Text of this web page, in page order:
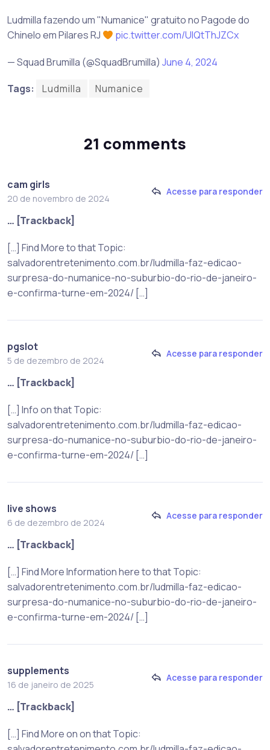
Ludmilla fazendo um "Numanice" gratuito no Pagode do
Chinelo em Pilares RJ
pic.twitter.com/UlQtThJZCx
— Squad Brumilla (@SquadBrumilla) June 4, 2024
Tags:
Ludmilla Numanice
21 comments
cam girls
20 de novembro de 2024
Acesse para responder
… [Trackback]
[…] Find More to that Topic:
salvadorentretenimento.com.br/ludmilla-faz-edicao-
surpresa-do-numanice-no-suburbio-do-rio-de-janeiro-
e-confirma-turne-em-2024/ […]
pgslot
5 de dezembro de 2024
Acesse para responder
… [Trackback]
[…] Info on that Topic:
salvadorentretenimento.com.br/ludmilla-faz-edicao-
surpresa-do-numanice-no-suburbio-do-rio-de-janeiro-
e-confirma-turne-em-2024/ […]
live shows
6 de dezembro de 2024
Acesse para responder
… [Trackback]
[…] Find More Information here to that Topic:
salvadorentretenimento.com.br/ludmilla-faz-edicao-
surpresa-do-numanice-no-suburbio-do-rio-de-janeiro-
e-confirma-turne-em-2024/ […]
supplements
16 de janeiro de 2025
Acesse para responder
… [Trackback]
[…] Find More on on that Topic: